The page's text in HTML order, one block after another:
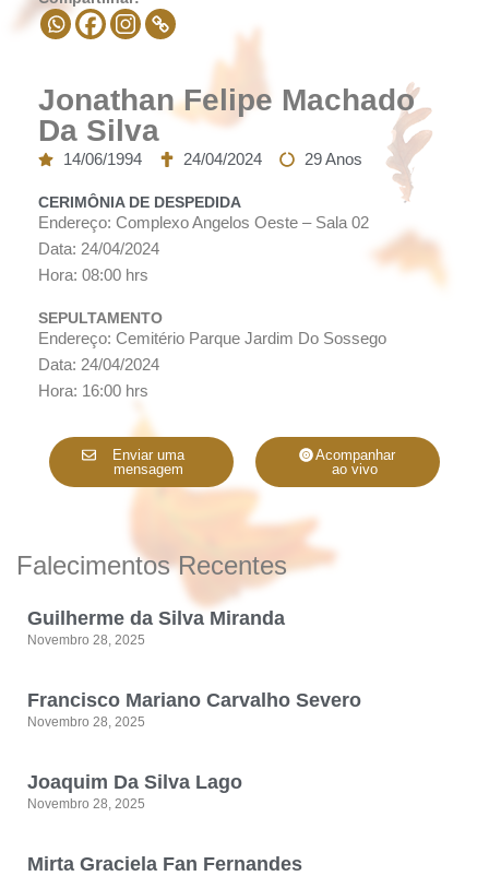
Jonathan Felipe Machado
Da Silva
14/06/1994 24/04/2024 29 Anos
CERIMÔNIA DE DESPEDIDA
Endereço: Complexo Angelos Oeste – Sala 02
Data: 24/04/2024
Hora: 08:00 hrs
SEPULTAMENTO
Endereço: Cemitério Parque Jardim Do Sossego
Data: 24/04/2024
Hora: 16:00 hrs
Enviar uma
mensagem
Acompanhar
ao vivo
Falecimentos Recentes
Guilherme da Silva Miranda
Novembro 28, 2025
Francisco Mariano Carvalho Severo
Novembro 28, 2025
Joaquim Da Silva Lago
Novembro 28, 2025
Mirta Graciela Fan Fernandes